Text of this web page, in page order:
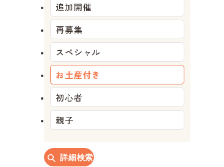
追加開催
再募集
スペシャル
お土産付き
初心者
親子
詳細検索